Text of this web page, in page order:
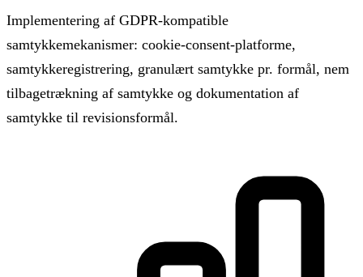
Implementering af GDPR-kompatible
samtykkemekanismer: cookie-consent-platforme,
samtykkeregistrering, granulært samtykke pr. formål, nem
tilbagetrækning af samtykke og dokumentation af
samtykke til revisionsformål.